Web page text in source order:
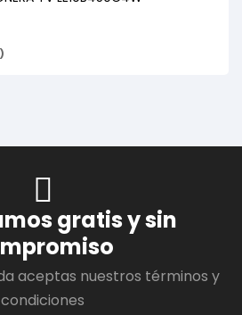
gratis y sin
aceptas nuestros términos y
condiciones